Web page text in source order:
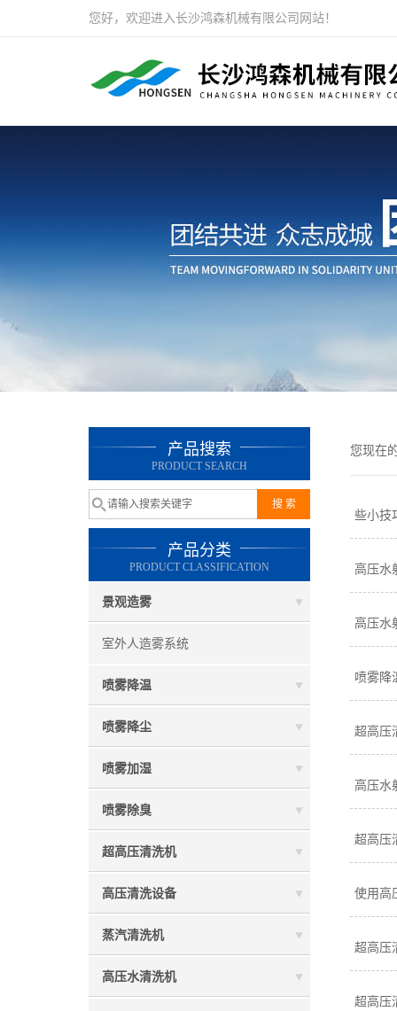
您好，欢迎进入长沙鸿森机械有限公司网站！
产品搜索
PRODUCT SEARCH
产品分类
PRODUCT CLASSIFICATION
景观造雾
室外人造雾系统
喷雾降温
喷雾降尘
喷雾加湿
喷雾除臭
超高压清洗机
高压清洗设备
蒸汽清洗机
高压水清洗机
您现在
些小技
高压水
高压水
喷雾降
超高压
高压水
超高压
使用高
超高压
超高压